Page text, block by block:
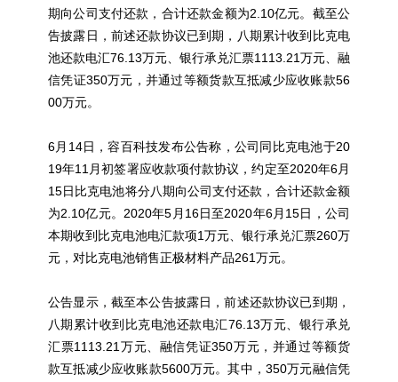
期向公司支付还款，合计还款金额为2.10亿元。截至公
告披露日，前述还款协议已到期，八期累计收到比克电
池还款电汇76.13万元、银行承兑汇票1113.21万元、融
信凭证350万元，并通过等额货款互抵减少应收账款56
00万元。
6月14日，容百科技发布公告称，公司同比克电池于20
19年11月初签署应收款项付款协议，约定至2020年6月
15日比克电池将分八期向公司支付还款，合计还款金额
为2.10亿元。2020年5月16日至2020年6月15日，公司
本期收到比克电池电汇款项1万元、银行承兑汇票260万
元，对比克电池销售正极材料产品261万元。
公告显示，截至本公告披露日，前述还款协议已到期，
八期累计收到比克电池还款电汇76.13万元、银行承兑
汇票1113.21万元、融信凭证350万元，并通过等额货
款互抵减少应收账款5600万元。其中，350万元融信凭